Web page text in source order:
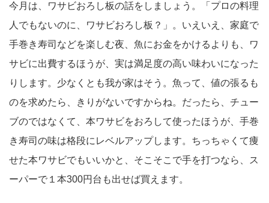
今月は、ワサビおろし板の話をしましょう。「プロの料理
人でもないのに、ワサビおろし板？」。いえいえ、家庭で
手巻き寿司などを楽しむ夜、魚にお金をかけるよりも、ワ
サビに出費するほうが、実は満足度の高い味わいになった
りします。少なくとも我が家はそう。魚って、値の張るも
のを求めたら、きりがないですからね。だったら、チュー
ブのではなくて、本ワサビをおろして使ったほうが、手巻
き寿司の味は格段にレベルアップします。ちっちゃくて痩
せた本ワサビでもいいかと、そこそこで手を打つなら、ス
ーパーで１本300円台も出せば買えます。